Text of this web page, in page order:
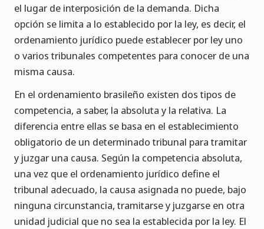
el lugar de interposición de la demanda. Dicha
opción se limita a lo establecido por la ley, es decir, el
ordenamiento jurídico puede establecer por ley uno
o varios tribunales competentes para conocer de una
misma causa.
En el ordenamiento brasileño existen dos tipos de
competencia, a saber, la absoluta y la relativa. La
diferencia entre ellas se basa en el establecimiento
obligatorio de un determinado tribunal para tramitar
y juzgar una causa. Según la competencia absoluta,
una vez que el ordenamiento jurídico define el
tribunal adecuado, la causa asignada no puede, bajo
ninguna circunstancia, tramitarse y juzgarse en otra
unidad judicial que no sea la establecida por la ley. El